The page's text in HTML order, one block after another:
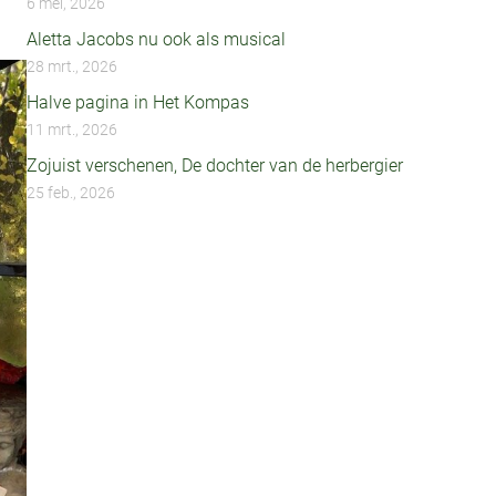
Aletta Jacobs nu ook als musical
28 mrt., 2026
Halve pagina in Het Kompas
11 mrt., 2026
Zojuist verschenen, De dochter van de herbergier
25 feb., 2026